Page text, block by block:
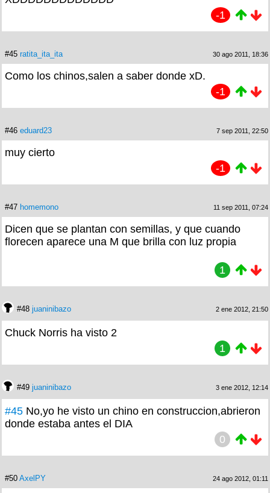
-1
#45 ratita_ita_ita 30 ago 2011, 18:36
Como los chinos,salen a saber donde xD.
-1
#46 eduard23 7 sep 2011, 22:50
muy cierto
-1
#47 homemono 11 sep 2011, 07:24
Dicen que se plantan con semillas, y que cuando
florecen aparece una M que brilla con luz propia
1
#48 juaninibazo 2 ene 2012, 21:50
Chuck Norris ha visto 2
1
#49 juaninibazo 3 ene 2012, 12:14
#45 No,yo he visto un chino en construccion,abrieron
donde estaba antes el DIA
0
#50 AxelPY 24 ago 2012, 01:11